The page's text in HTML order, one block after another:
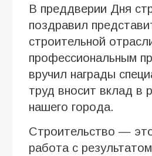
В преддверии Дня
поздравил
строительной
профессиональным
вручил награды
труд вносит вклад в
нашего города.
Строительство —
работа с